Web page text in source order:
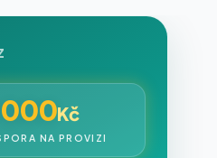
000Kč
NA PROVIZI